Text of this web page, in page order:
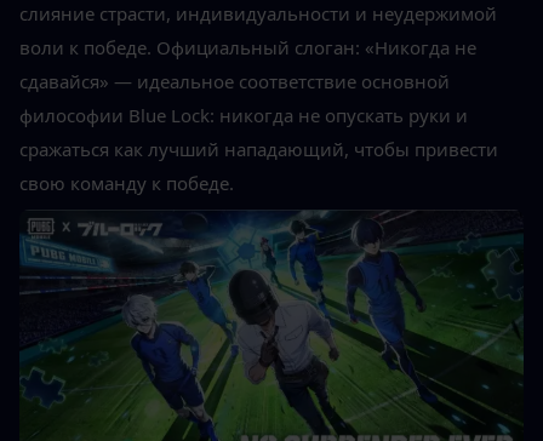
слияние страсти, индивидуальности и неудержимой
воли к победе. Официальный слоган: «Никогда не
сдавайся» — идеальное соответствие основной
философии Blue Lock: никогда не опускать руки и
сражаться как лучший нападающий, чтобы привести
свою команду к победе.